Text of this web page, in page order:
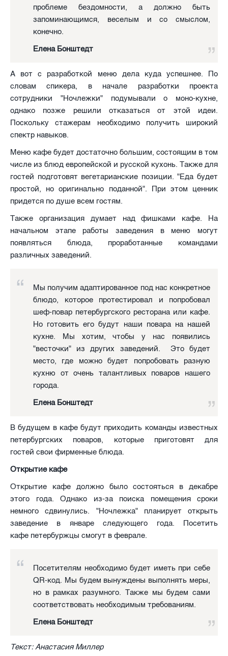
проблеме бездомности, а должно быть
запоминающимся, веселым и со смыслом,
конечно.
Елена Бонштедт
А вот с разработкой меню дела куда успешнее. По
словам спикера, в начале разработки проекта
сотрудники "Ночлежки" подумывали о моно-кухне,
однако позже решили отказаться от этой идеи.
Поскольку стажерам необходимо получить широкий
спектр навыков.
Меню кафе будет достаточно большим, состоящим в том
числе из блюд европейской и русской кухонь. Также для
гостей подготовят вегетарианские позиции. "Еда будет
простой, но оригинально поданной". При этом ценник
придется по душе всем гостям.
Также организация думает над фишками кафе. На
начальном этапе работы заведения в меню могут
появляться блюда, проработанные командами
различных заведений.
Мы получим адаптированное под нас конкретное
блюдо, которое протестировал и попробовал
шеф-повар петербургского ресторана или кафе.
Но готовить его будут наши повара на нашей
кухне. Мы хотим, чтобы у нас появились
"весточки" из других заведений. Это будет
место, где можно будет попробовать разную
кухню от очень талантливых поваров нашего
города.
Елена Бонштедт
В будущем в кафе будут приходить команды известных
петербургских поваров, которые приготовят для
гостей свои фирменные блюда.
Открытие кафе
Открытие кафе должно было состояться в декабре
этого года. Однако из-за поиска помещения сроки
немного сдвинулись. "Ночлежка" планирует открыть
заведение в январе следующего года. Посетить
кафе петербуржцы смогут в феврале.
Посетителям необходимо будет иметь при себе
QR-код. Мы будем вынуждены выполнять меры,
но в рамках разумного. Также мы будем сами
соответствовать необходимым требованиям.
Елена Бонштедт
Текст: Анастасия Миллер